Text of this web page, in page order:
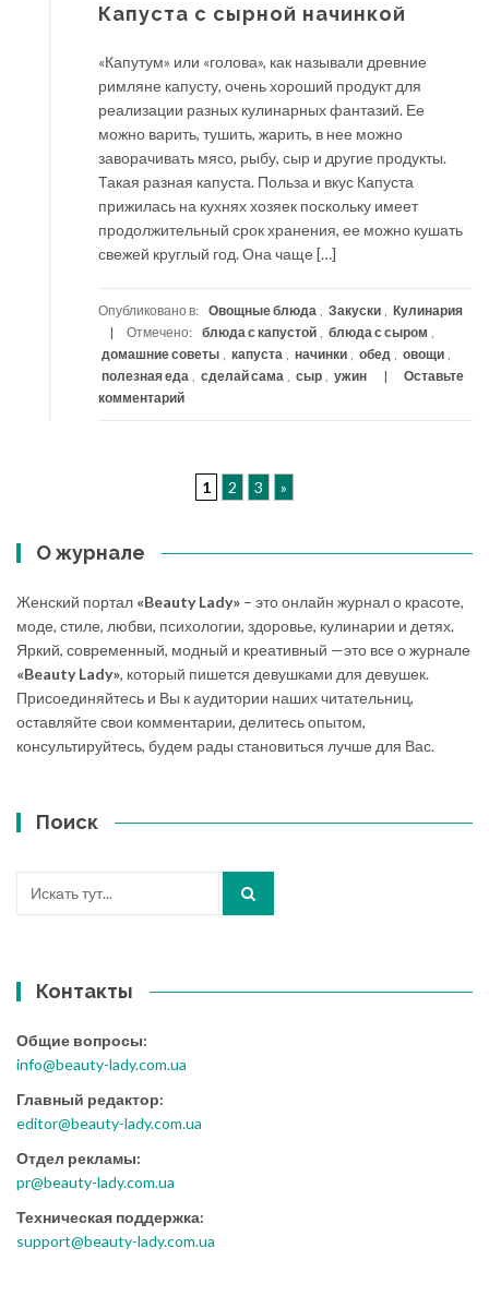
Капуста с сырной начинкой
«Капутум» или «голова», как называли древние
римляне капусту, очень хороший продукт для
реализации разных кулинарных фантазий. Ее
можно варить, тушить, жарить, в нее можно
заворачивать мясо, рыбу, сыр и другие продукты.
Такая разная капуста. Польза и вкус Капуста
прижилась на кухнях хозяек поскольку имеет
продолжительный срок хранения, ее можно кушать
свежей круглый год. Она чаще […]
Опубликовано в: Овощные блюда Закуски
Кулинария
Отмечено:
блюда с капустой блюда с сыром
домашние советы
капуста начинки обед овощи
полезная еда
сделай сама сыр ужин
Оставьте
комментарий
1 2 3 »
О журнале
Женский портал «Beauty Lady» – это онлайн журнал о красоте,
моде, стиле, любви, психологии, здоровье, кулинарии и детях.
Яркий, современный, модный и креативный —это все о журнале
«Beauty Lady», который пишется девушками для девушек.
Присоединяйтесь и Вы к аудитории наших читательниц,
оставляйте свои комментарии, делитесь опытом,
консультируйтесь, будем рады становиться лучше для Вас.
Поиск
Контакты
Общие вопросы:
info@beauty-lady.com.ua
Главный редактор:
editor@beauty-lady.com.ua
Отдел рекламы:
pr@beauty-lady.com.ua
Техническая поддержка:
support@beauty-lady.com.ua